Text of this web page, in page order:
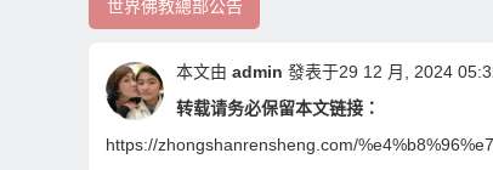
世界佛教總部公告
本文由 admin 發表于29 12 月, 2024
转载请务必保留本文链接：
https://zhongshanrensheng.com/